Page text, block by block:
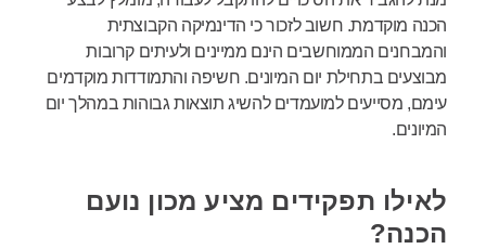
הכנה מוקדמת. חשוב לזכור כי הדינמיקה הקבוצתית
והמבחנים הממוחשבים הינם ממיינים ולעיתים קרובות
מבוצעים בתחילת יום המיונים. חשיפה והתמודדות מוקדמים
עימם, מסייעים למועמדים להשיג תוצאות גבוהות במהלך יום
המיונים.
לאילו תפקידים מציע מכון נועם
הכנה?